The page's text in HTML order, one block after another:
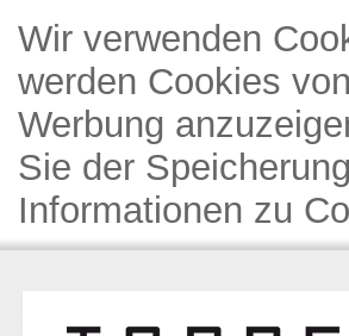
Wir verwenden
werden Cookies
Werbung
Sie der
Informationen zu